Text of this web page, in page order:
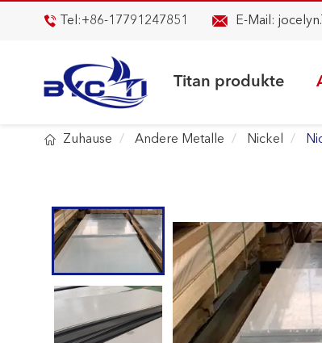
 Tel:+86-17791247851 E-Mail:
Titan produkte
 Zuhause Andere Metalle Nickel